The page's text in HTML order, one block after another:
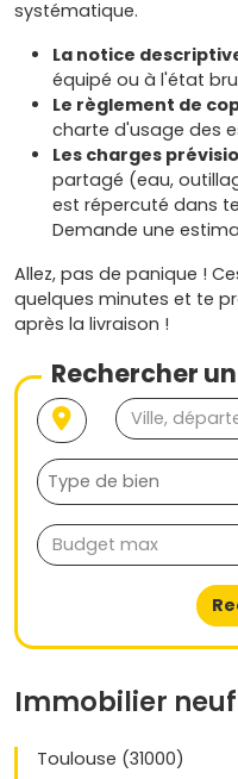
systématique.
La notice
équipé ou à l'état
Le règlement de
charte d'usage des
Les charges
partagé (eau,
est répercuté dans
Demande une
Allez, pas de panique !
quelques minutes et te
après la livraison !
Rechercher
Immobilier
Toulouse (31000)